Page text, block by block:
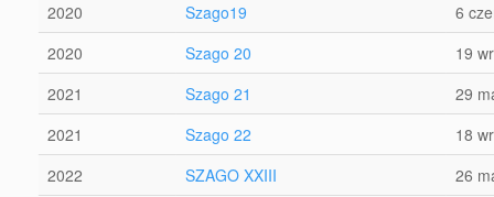
2020
Szago19
6
2020
Szago 20
19
2021
Szago 21
29
2021
Szago 22
18
2022
SZAGO XXIII
26